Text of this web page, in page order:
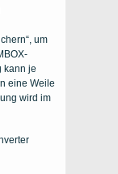
um
kann je
eine Weile
wird im